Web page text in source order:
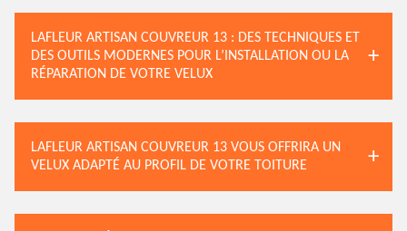
LAFLEUR ARTISAN COUVREUR 13 : DES TECHNIQUES ET
DES OUTILS MODERNES POUR L’INSTALLATION OU LA
RÉPARATION DE VOTRE VELUX
LAFLEUR ARTISAN COUVREUR 13 VOUS OFFRIRA UN
VELUX ADAPTÉ AU PROFIL DE VOTRE TOITURE